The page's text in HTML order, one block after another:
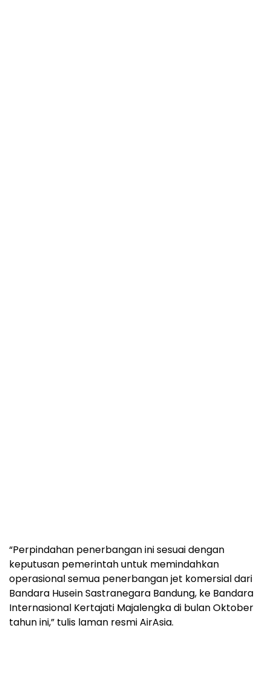
“Perpindahan penerbangan ini sesuai dengan
keputusan pemerintah untuk memindahkan
operasional semua penerbangan jet komersial dari
Bandara Husein Sastranegara Bandung, ke Bandara
Internasional Kertajati Majalengka di bulan Oktober
tahun ini,” tulis laman resmi AirAsia.